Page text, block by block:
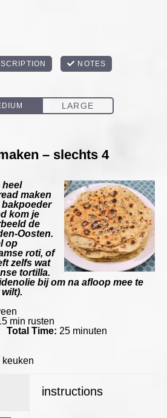
– slechts 4
heel
maken
kom je
de
Oosten.
op
roti, of
zelfs wat
tortilla.
bij om na afloop mee te
min rusten
Total Time: 25 minuten
keuken
instructions